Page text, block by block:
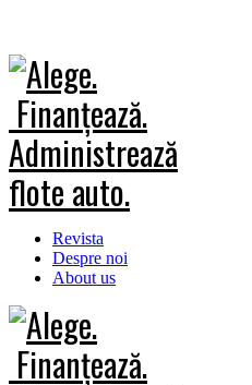
Revista
Despre noi
About us